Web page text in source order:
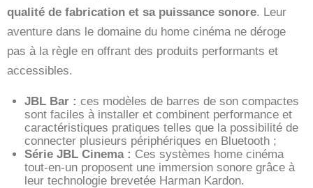
qualité de fabrication et sa puissance sonore. Leur
aventure dans le domaine du home cinéma ne déroge
pas à la règle en offrant des produits performants et
accessibles.
JBL Bar : ces modèles de barres de son compactes
sont faciles à installer et combinent performance et
caractéristiques pratiques telles que la possibilité de
connecter plusieurs périphériques en Bluetooth ;
Série JBL Cinema : Ces systèmes home cinéma
tout-en-un proposent une immersion sonore grâce à
leur technologie brevetée Harman Kardon.